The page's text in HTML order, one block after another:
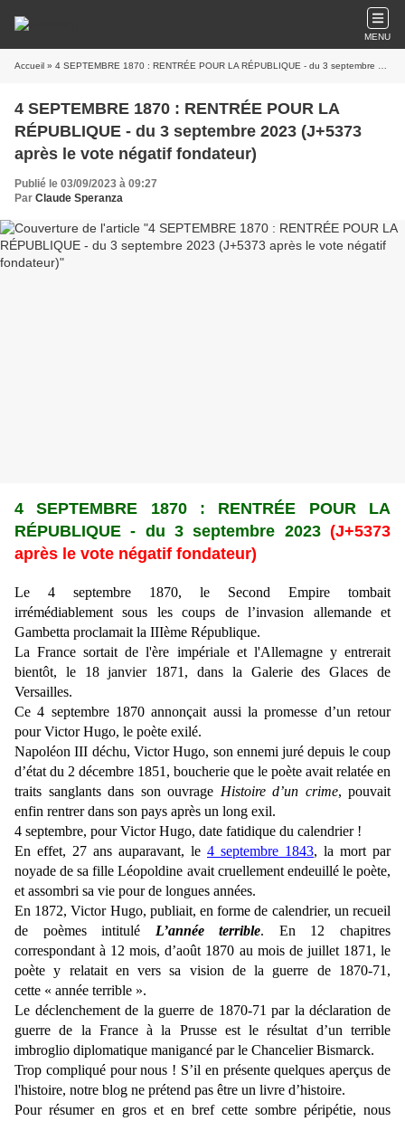
MENU
Accueil » 4 SEPTEMBRE 1870 : RENTRÉE POUR LA RÉPUBLIQUE - du 3 septembre 2023 (J+5373 après le vote négatif fondateur)
4 SEPTEMBRE 1870 : RENTRÉE POUR LA
RÉPUBLIQUE - du 3 septembre 2023 (J+5373
après le vote négatif fondateur)
Publié le 03/09/2023 à 09:27
Par Claude Speranza
4 SEPTEMBRE 1870 : RENTRÉE POUR LA
RÉPUBLIQUE - du 3 septembre 2023(J+5373
après le vote négatif fondateur)
Le 4 septembre 1870, le Second Empire tombait
irrémédiablement sous les coups de l’invasion allemande et
Gambetta proclamait la IIIème République.
La France sortait de l'ère impériale et l'Allemagne y entrerait
bientôt, le 18 janvier 1871, dans la Galerie des Glaces de
Versailles.
Ce 4 septembre 1870 annonçait aussi la promesse d’un retour
pour Victor Hugo, le poète exilé.
Napoléon III déchu, Victor Hugo, son ennemi juré depuis le coup
d’état du 2 décembre 1851, boucherie que le poète avait relatée en
traits sanglants dans son ouvrage Histoire d’un crime, pouvait
enfin rentrer dans son pays après un long exil.
4 septembre, pour Victor Hugo, date fatidique du calendrier !
En effet, 27 ans auparavant, le 4 septembre 1843, la mort par
noyade de sa fille Léopoldine avait cruellement endeuillé le poète,
et assombri sa vie pour de longues années.
En 1872, Victor Hugo, publiait, en forme de calendrier, un recueil
de poèmes intitulé L’année terrible. En 12 chapitres
correspondant à 12 mois, d’août 1870 au mois de juillet 1871, le
poète y relatait en vers sa vision de la guerre de 1870-71,
cette « année terrible ».
Le déclenchement de la guerre de 1870-71 par la déclaration de
guerre de la France à la Prusse est le résultat d’un terrible
imbroglio diplomatique manigancé par le Chancelier Bismarck.
Trop compliqué pour nous ! S’il en présente quelques aperçus de
l'histoire, notre blog ne prétend pas être un livre d’histoire.
Pour résumer en gros et en bref cette sombre péripétie, nous